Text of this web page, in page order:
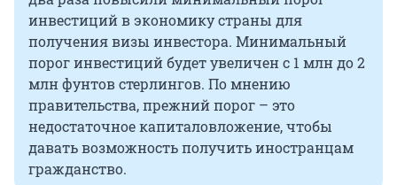
инвестиций в экономику страны для
получения визы инвестора. Минимальный
порог инвестиций будет увеличен с 1 млн до 2
млн фунтов стерлингов. По мнению
правительства, прежний порог – это
недостаточное капиталовложение, чтобы
давать возможность получить иностранцам
гражданство.